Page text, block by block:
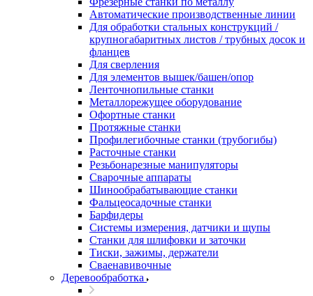
Автоматические производственные линии
Для обработки стальных конструкций /
крупногабаритных листов / трубных досок и
фланцев
Для сверления
Для элементов вышек/башен/опор
Ленточнопильные станки
Металлорежущее оборудование
Офортные станки
Протяжные станки
Профилегибочные станки (трубогибы)
Расточные станки
Резьбонарезные манипуляторы
Сварочные аппараты
Шинообрабатывающие станки
Фальцеосадочные станки
Барфидеры
Системы измерения, датчики и щупы
Станки для шлифовки и заточки
Тиски, зажимы, держатели
Cваенавивочные
Деревообработка